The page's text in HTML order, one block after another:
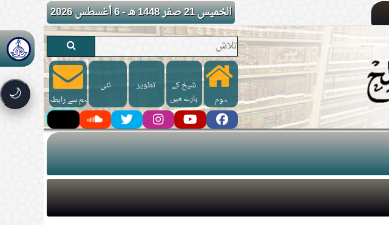
الخميس 21 صفر 1448 هـ - 6 أغسطس 2026
🌙 ہوم
شیخ کے
بارے میں
تطوير
نئی
ہم سے رابطہ
کریں